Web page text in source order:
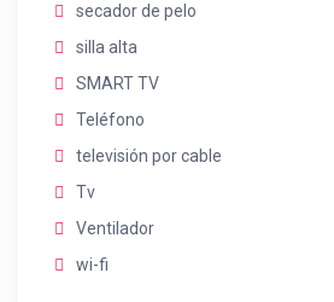
secador de pelo
silla alta
SMART TV
Teléfono
televisión por cable
Tv
Ventilador
wi-fi